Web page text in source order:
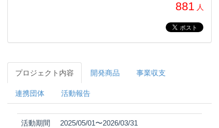
881 人
プロジェクト内容 開発商品 事業収支
連携団体 活動報告
活動期間 2025/05/01〜2026/03/31